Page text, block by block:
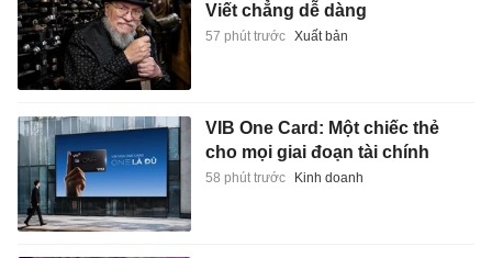
Viết chẳng dễ dàng
57 phút trước Xuất bản
VIB One Card: Một chiếc thẻ
cho mọi giai đoạn tài chính
58 phút trước Kinh doanh